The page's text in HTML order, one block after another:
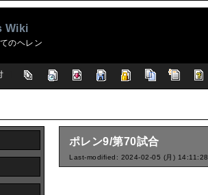
Wiki
のヘレン
ポレン9/第70試合
Last-modified: 2024-02-05 (月) 14:11:28